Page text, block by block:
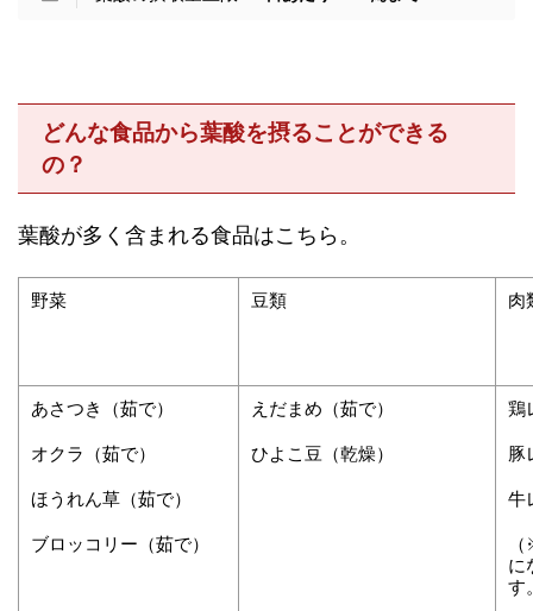
どんな食品から葉酸を摂ることができる
の？
葉酸が多く含まれる食品はこちら。
野菜 豆類 肉
あさつき（茹で）
オクラ（茹で）
ほうれん草（茹で）
ブロッコリー（茹で）
えだまめ（茹で）
ひよこ豆（乾燥）
鶏
豚
牛
に
す